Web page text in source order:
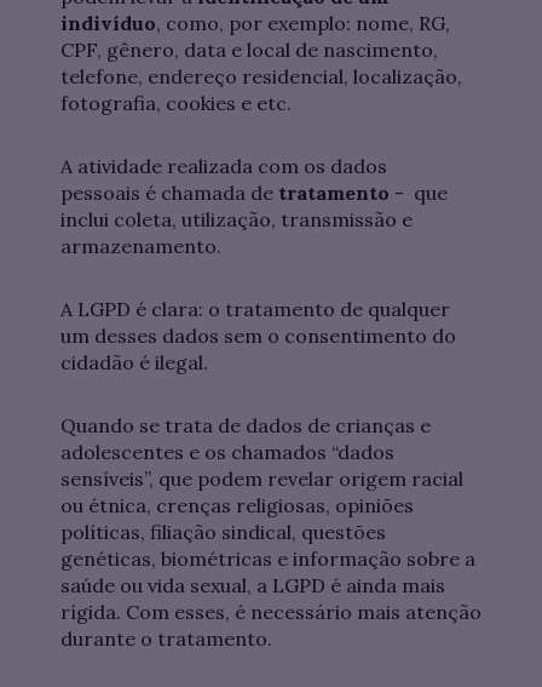
indivíduo, como, por exemplo: nome, RG,
CPF, gênero, data e local de nascimento,
telefone, endereço residencial, localização,
fotografia, cookies e etc.
A atividade realizada com os dados
pessoais é chamada de tratamento - que
inclui coleta, utilização, transmissão e
armazenamento.
A LGPD é clara: o tratamento de qualquer
um desses dados sem o consentimento do
cidadão é ilegal.
Quando se trata de dados de crianças e
adolescentes e os chamados “dados
sensíveis”, que podem revelar origem racial
ou étnica, crenças religiosas, opiniões
políticas, filiação sindical, questões
genéticas, biométricas e informação sobre a
saúde ou vida sexual, a LGPD é ainda mais
rígida. Com esses, é necessário mais atenção
durante o tratamento.